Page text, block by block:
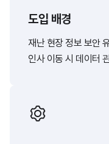
도입 배경
재난 현장 정보 보안
인사 이동 시 데이터